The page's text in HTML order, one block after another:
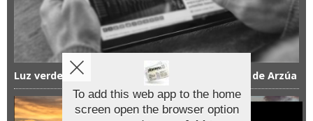
Luz verde ambiental al primer camping canino de Arzúa
Aviso sobre el Uso de cookies:
To add this web app to the home
screen open the browser option